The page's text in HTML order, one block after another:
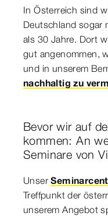
In Österreich sind
Deutschland sogar
als 30 Jahre. Dort
gut angenommen,
und in unserem
nachhaltig zu
Bevor wir auf
kommen: An
Seminare von
Unser
Treffpunkt der
unserem Angebot